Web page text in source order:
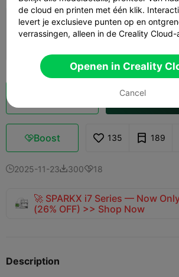
0.2mm layer, 2 walls, 15%
Openen in
Boost 135 189
2025-11-2330018
🚀 SPARKX i7 Series — Now
(26% OFF) >> Shop Now
Description
de cloud en printen met één klik.
levert je exclusieve punten op en
verrassingen, alleen in de Creality Cloud-
Openen in Creality
Cancel